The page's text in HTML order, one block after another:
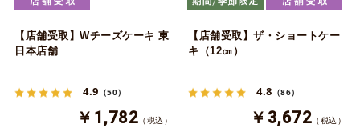
【店舗受取】Wチーズケーキ 東
日本店舗
4.9 （50）
￥1,782 （税込）
【店舗受取】ザ・ショートケー
キ（12㎝）
4.8 （86）
￥3,672 （税込）